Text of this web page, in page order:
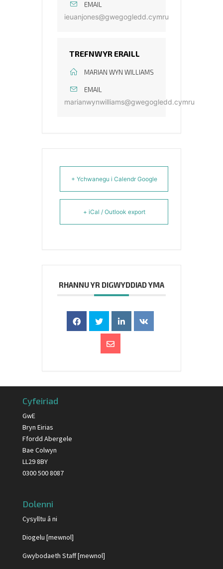
EMAIL
ieuanjones@gwegogledd.cymru
TREFNWYR ERAILL
MARIAN WYN WILLIAMS
EMAIL
marianwynwilliams@gwegogledd.cymru
+ Ychwanegu i Calendr Google
+ iCal / Outlook export
RHANNU YR DIGWYDDIAD YMA
Cyfeiriad
GwE
Bryn Eirias
Ffordd Abergele
Bae Colwyn
LL29 8BY
0300 500 8087
Dolenni
Cysylltu â ni
Diogelu [mewnol]
Gwybodaeth Staff [mewnol]